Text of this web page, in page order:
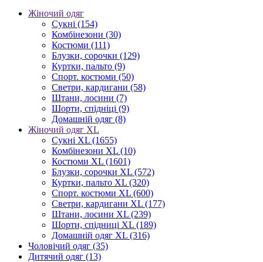
Жіночий одяг
Сукні (154)
Комбінезони (30)
Костюми (111)
Блузки, сорочки (129)
Куртки, пальто (9)
Спорт. костюми (50)
Светри, кардигани (58)
Штани, лосини (7)
Шорти, спідніці (9)
Домашній одяг (8)
Жіночий одяг XL
Cукні XL (1655)
Комбінезони XL (10)
Костюми XL (1601)
Блузки, сорочки XL (572)
Куртки, пальто XL (320)
Спорт. костюми XL (600)
Светри, кардигани XL (177)
Штани, лосини XL (239)
Шорти, спідниці XL (189)
Домашній одяг XL (316)
Чоловічий одяг (35)
Дитячий одяг (13)